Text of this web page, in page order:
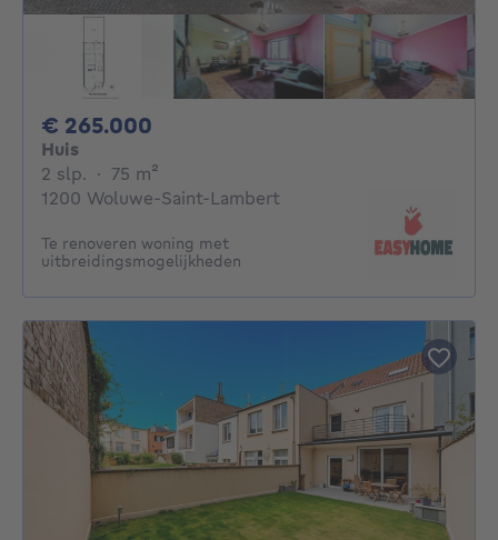
€ 265.000
Huis
2 slp. 2 slaapkamers
· 75 m²
1200 Woluwe-Saint-Lambert
Te renoveren woning met
uitbreidingsmogelijkheden